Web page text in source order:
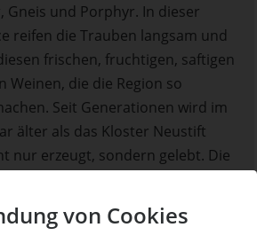
von Cookies
Gneis und Porphyr. In dieser
reifen die Trauben langsam und
frischen, fruchtigen, saftigen
Weinen, die die Region so
Seit Generationen wird im
älter als das Kloster Neustift
nur erzeugt, sondern gelebt. Die
Kerner, Riesling, Grüner Veltliner,
und Pinot Grigio zeigen sich